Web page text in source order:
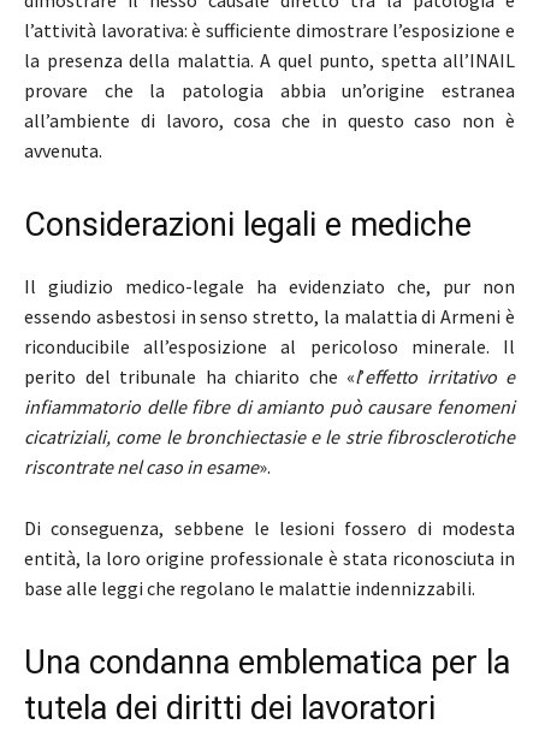
l’attività lavorativa: è sufficiente dimostrare l’esposizione e
la presenza della malattia. A quel punto, spetta all’INAIL
provare che la patologia abbia un’origine estranea
all’ambiente di lavoro, cosa che in questo caso non è
avvenuta.
Considerazioni legali e mediche
Il giudizio medico-legale ha evidenziato che, pur non
essendo asbestosi in senso stretto, la malattia di Armeni è
riconducibile all’esposizione al pericoloso minerale. Il
perito del tribunale ha chiarito che «l’effetto irritativo e
infiammatorio delle fibre di amianto può causare fenomeni
cicatriziali, come le bronchiectasie e le strie fibrosclerotiche
riscontrate nel caso in esame».
Di conseguenza, sebbene le lesioni fossero di modesta
entità, la loro origine professionale è stata riconosciuta in
base alle leggi che regolano le malattie indennizzabili.
Una condanna emblematica per la
tutela dei diritti dei lavoratori